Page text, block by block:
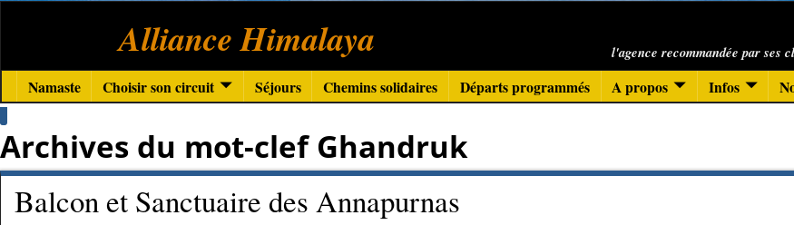
Alliance Himalaya l'agence recommandée par ses
Namaste Choisir son circuit Séjours Chemins solidaires Départs programmés A propos Infos
Archives du mot-clef Ghandruk
Balcon et Sanctuaire des Annapurnas